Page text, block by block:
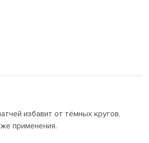
избавит от тёмных кругов,
применения.